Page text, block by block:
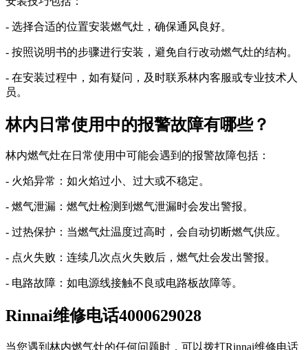
- 选择合适的位置安装燃气灶，确保通风良好。
- 按照说明书的步骤进行安装，避免自行改动燃气灶的结构。
- 在安装过程中，如有疑问，及时联系林内客服或专业技术人
员。
林内日常使用中的报警故障有哪些？
林内燃气灶在日常使用中可能会遇到的报警故障包括：
- 火焰异常：如火焰过小、过大或不稳定。
- 燃气泄漏：燃气灶检测到燃气泄漏时会发出警报。
- 过热保护：当燃气灶温度过高时，会自动切断燃气供应。
- 点火失败：连续几次点火失败后，燃气灶会发出警报。
- 电路故障：如电源线接触不良或电路板故障等。
Rinnai维修电话4000629028
当您遇到林内燃气灶的任何问题时，可以拨打Rinnai维修电话